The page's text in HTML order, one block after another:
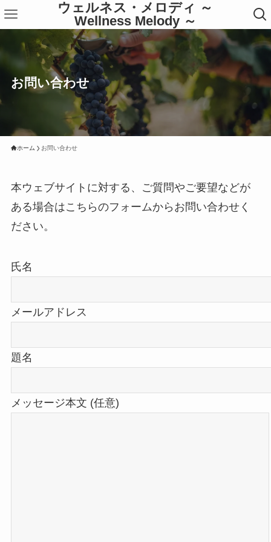
ウェルネス・メロディ ～
Wellness Melody ～
お問い合わせ
ホーム お問い合わせ
本ウェブサイトに対する、ご質問やご要望などが
ある場合はこちらのフォームからお問い合わせく
ださい。
氏名
メールアドレス
題名
メッセージ本文 (任意)